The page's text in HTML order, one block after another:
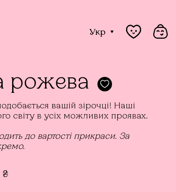
Укр
рожева
вашій зірочці! Наші
світу в усіх можливих проявах.
до вартості прикраси. За
₴